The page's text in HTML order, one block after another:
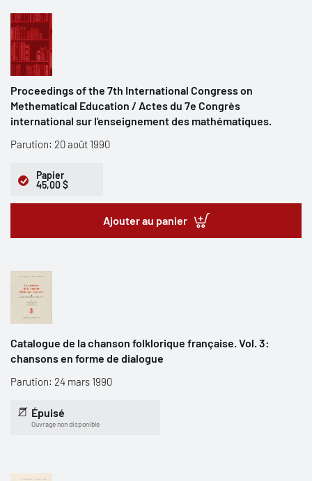
Proceedings of the 7th International Congress on
Methematical Education / Actes du 7e Congrès
international sur l'enseignement des mathématiques.
Parution: 20 août 1990
Papier
45,00 $
Ajouter au panier
Catalogue de la chanson folklorique française. Vol. 3:
chansons en forme de dialogue
Parution: 24 mars 1990
Épuisé
Ouvrage non disponible